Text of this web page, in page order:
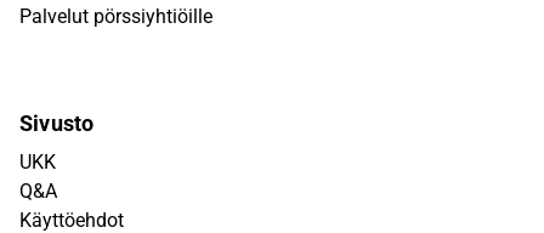
Palvelut pörssiyhtiöille
Sivusto
UKK
Q&A
Käyttöehdot